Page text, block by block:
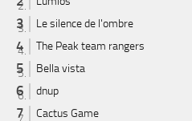
Le silence de l'ombre
The Peak team rangers
Bella vista
dnup
Cactus Game